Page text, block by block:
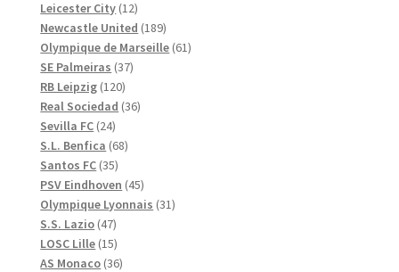
produkter
Leicester City 1212
produkter
Newcastle United 189189
produkter
Olympique de Marseille 6161
SE Palmeiras 3737
RB Leipzig 120120
produkter
Real Sociedad 3636
Sevilla FC 2424
produkter
S.L. Benfica 6868
Santos FC 3535
produkter
PSV Eindhoven 4545
produkter
Olympique Lyonnais 3131
S.S. Lazio 4747
produkter
LOSC Lille 1515
produkter
AS Monaco 3636